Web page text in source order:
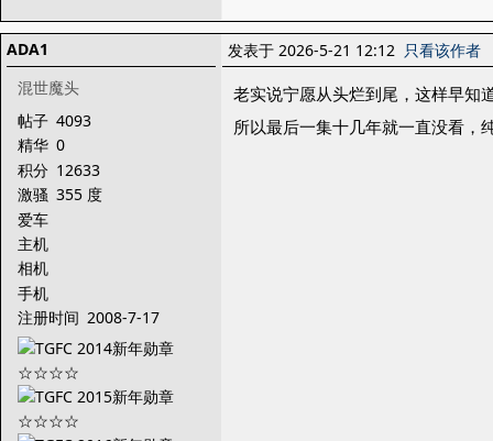
ADA1
混世魔头
帖子 4093
精华 0
积分 12633
激骚 355 度
爱车
主机
相机
手机
注册时间 2008-7-17
发表于 2026-5-21 12:12 只看该作者
老实说宁愿从头烂到尾，这样早知
所以最后一集十几年就一直没看，